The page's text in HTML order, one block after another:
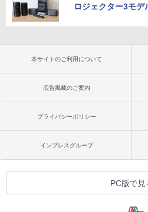
ロジェクター3モデ
本サイトのご利用について
広告掲載のご案内
プライバシーポリシー
インプレスグループ
PC版で見